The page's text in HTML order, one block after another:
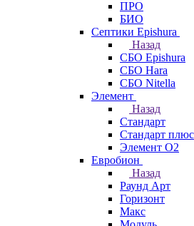
ПРО
БИО
Септики Epishura
Назад
СБО Epishura
СБО Hara
СБО Nitella
Элемент
Назад
Стандарт
Стандарт плюс
Элемент О2
Евробион
Назад
Раунд Арт
Горизонт
Макс